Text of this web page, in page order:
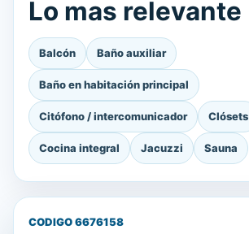
Lo mas relevante
Balcón Baño auxiliar
Baño en habitación principal
Citófono / intercomunicador Clósets
Cocina integral Jacuzzi Sauna
CODIGO 6676158